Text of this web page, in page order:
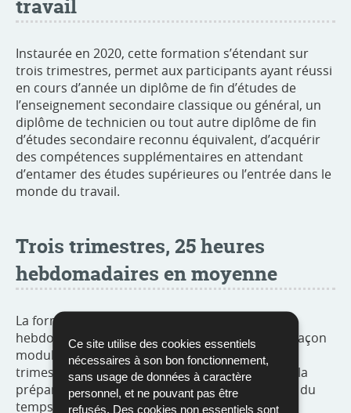
Ce site utilise des cookies essentiels
nécessaires à son bon fonctionnement,
sans usage de données à caractère
personnel, et ne pouvant pas être
refusés. Des cookies non essentiels sont
travail
Instaurée en 2020, cette formation s’étendant sur
trois trimestres, permet aux participants ayant réussi
en cours d’année un diplôme de fin d’études de
l’enseignement secondaire classique ou général, un
diplôme de technicien ou tout autre diplôme de fin
d’études secondaire reconnu équivalent, d’acquérir
des compétences supplémentaires en attendant
d’entamer des études supérieures ou l’entrée dans le
monde du travail.
Trois trimestres, 25 heures
hebdomadaires en moyenne
La formation, d’une durée de 25 heures
hebdomadaires en moyenne, est organisée de façon
modulaire. Parmi les modules communs au 1
trimestre figurent l’orientation professionnelle, la
préparation à l’embauche, mais aussi la gestion du
temps et du stress, les premiers secours et la